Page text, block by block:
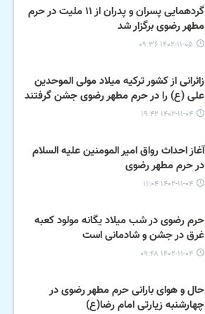
گردهمایی پسران و پدران از ۱۱ ملیت در حرم
مطهر رضوی برگزار شد
۱۴۰۲-۱۱-۰۵ ۰۹:۳۶
زائرانی از کشور ترکیه میلاد مولی الموحدین
علی (ع) را در حرم مطهر رضوی جشن گرفتند
۱۴۰۲-۱۱-۰۴ ۱۹:۴۲
آغاز احداث رواق امیر المومنین علیه السلام
در حرم مطهر رضوی
۱۴۰۲-۱۱-۰۴ ۱۱:۰۴
حرم رضوی در شب میلاد یگانه مولود کعبه
غرق در جشن و شادمانی است
۱۴۰۲-۱۱-۰۴ ۰۹:۴۸
حال و هوای بارانی حرم مطهر رضوی در
چهارشنبه زیارتی امام رضا(ع)